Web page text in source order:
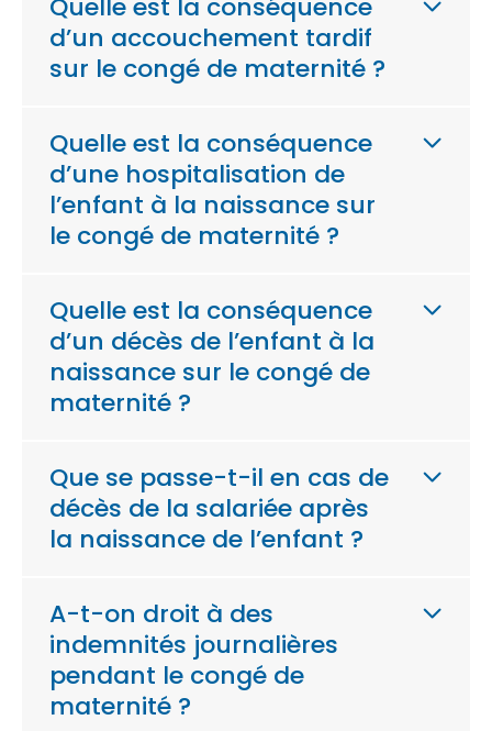
Quelle est la conséquence
d’un accouchement tardif
sur le congé de maternité ?
Quelle est la conséquence
d’une hospitalisation de
l’enfant à la naissance sur
le congé de maternité ?
Quelle est la conséquence
d’un décès de l’enfant à la
naissance sur le congé de
maternité ?
Que se passe-t-il en cas de
décès de la salariée après
la naissance de l’enfant ?
A-t-on droit à des
indemnités journalières
pendant le congé de
maternité ?